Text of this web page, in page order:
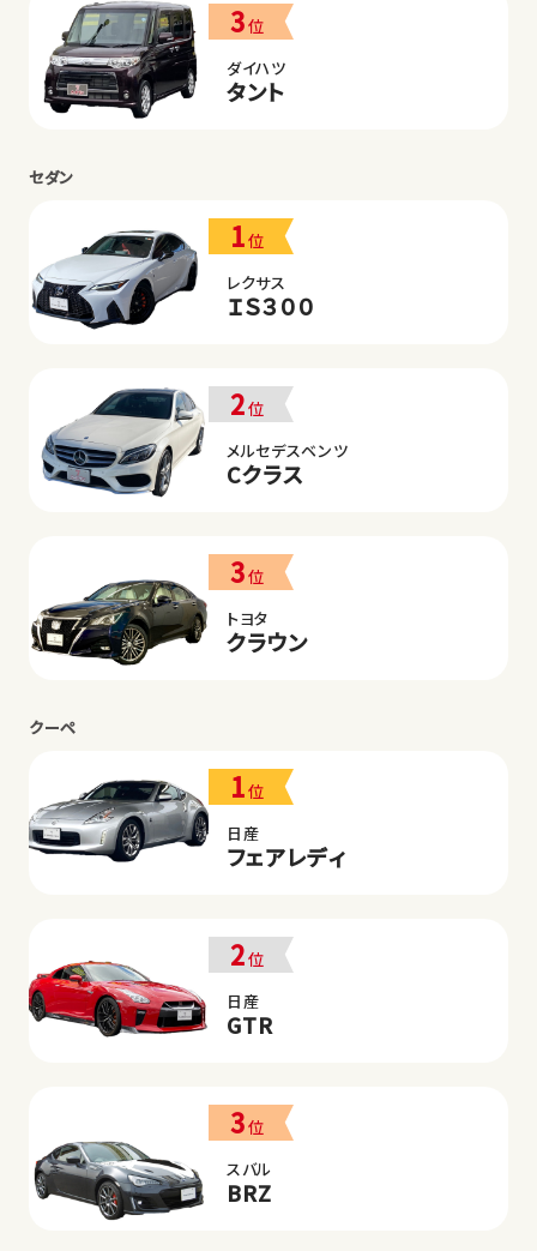
3位
ダイハツ
タント
セダン
1位
レクサス
ＩＳ３００
2位
メルセデスベンツ
Cクラス
3位
トヨタ
クラウン
クーペ
1位
日産
フェアレディ
2位
日産
GTR
3位
スバル
BRZ